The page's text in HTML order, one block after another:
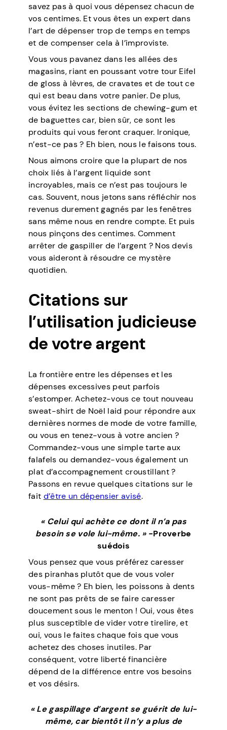
savez pas à quoi vous dépensez chacun de
vos centimes. Et vous êtes un expert dans
l’art de dépenser trop de temps en temps
et de compenser cela à l’improviste.
Vous vous pavanez dans les allées des
magasins, riant en poussant votre tour Eifel
de gloss à lèvres, de cravates et de tout ce
qui est beau dans votre panier. De plus,
vous évitez les sections de chewing-gum et
de baguettes car, bien sûr, ce sont les
produits qui vous feront craquer. Ironique,
n’est-ce pas ? Eh bien, nous le faisons tous.
Nous aimons croire que la plupart de nos
choix liés à l’argent liquide sont
incroyables, mais ce n’est pas toujours le
cas. Souvent, nous jetons sans réfléchir nos
revenus durement gagnés par les fenêtres
sans même nous en rendre compte. Et puis
nous pinçons des centimes. Comment
arrêter de gaspiller de l’argent ? Nos devis
vous aideront à résoudre ce mystère
quotidien.
Citations sur
l’utilisation judicieuse
de votre argent
La frontière entre les dépenses et les
dépenses excessives peut parfois
s’estomper. Achetez-vous ce tout nouveau
sweat-shirt de Noël laid pour répondre aux
dernières normes de mode de votre famille,
ou vous en tenez-vous à votre ancien ?
Commandez-vous une simple tarte aux
falafels ou demandez-vous également un
plat d’accompagnement croustillant ?
Passons en revue quelques citations sur le
fait d’être un dépensier avisé.
« Celui qui achète ce dont il n’a pas
besoin se vole lui-même. »-Proverbe
suédois
Vous pensez que vous préférez caresser
des piranhas plutôt que de vous voler
vous-même ? Eh bien, les poissons à dents
ne sont pas prêts de se faire caresser
doucement sous le menton ! Oui, vous êtes
plus susceptible de vider votre tirelire, et
oui, vous le faites chaque fois que vous
achetez des choses inutiles. Par
conséquent, votre liberté financière
dépend de la différence entre vos besoins
et vos désirs.
« Le gaspillage d’argent se guérit de lui-
même, car bientôt il n’y a plus de